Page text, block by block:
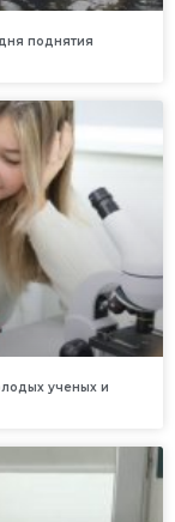
поднятия
ученых и